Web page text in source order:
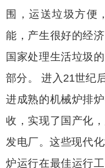
围，运送垃圾方便
能，产生很好的经
国家处理生活垃圾
部分。 进入21世纪
进成熟的机械炉排
收，实现了国产化
发电厂。这些现代
炉运行在最佳运行